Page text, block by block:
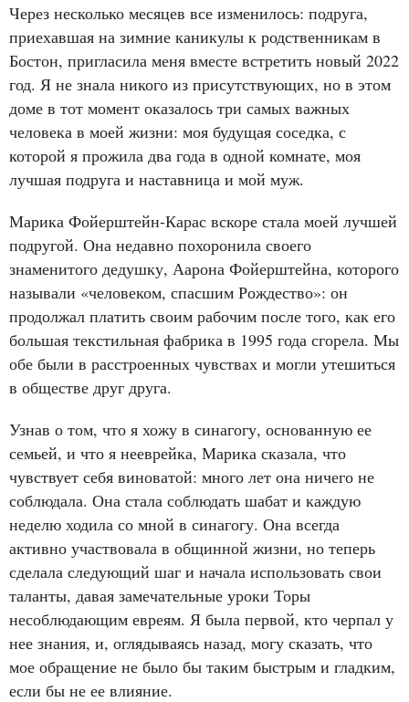
Через несколько месяцев все изменилось: подруга,
приехавшая на зимние каникулы к родственникам в
Бостон, пригласила меня вместе встретить новый 2022
год. Я не знала никого из присутствующих, но в этом
доме в тот момент оказалось три самых важных
человека в моей жизни: моя будущая соседка, с
которой я прожила два года в одной комнате, моя
лучшая подруга и наставница и мой муж.
Марика Фойерштейн-Карас вскоре стала моей лучшей
подругой. Она недавно похоронила своего
знаменитого дедушку, Аарона Фойерштейна, которого
называли «человеком, спасшим Рождество»: он
продолжал платить своим рабочим после того, как его
большая текстильная фабрика в 1995 года сгорела. Мы
обе были в расстроенных чувствах и могли утешиться
в обществе друг друга.
Узнав о том, что я хожу в синагогу, основанную ее
семьей, и что я нееврейка, Марика сказала, что
чувствует себя виноватой: много лет она ничего не
соблюдала. Она стала соблюдать шабат и каждую
неделю ходила со мной в синагогу. Она всегда
активно участвовала в общинной жизни, но теперь
сделала следующий шаг и начала использовать свои
таланты, давая замечательные уроки Торы
несоблюдающим евреям. Я была первой, кто черпал у
нее знания, и, оглядываясь назад, могу сказать, что
мое обращение не было бы таким быстрым и гладким,
если бы не ее влияние.